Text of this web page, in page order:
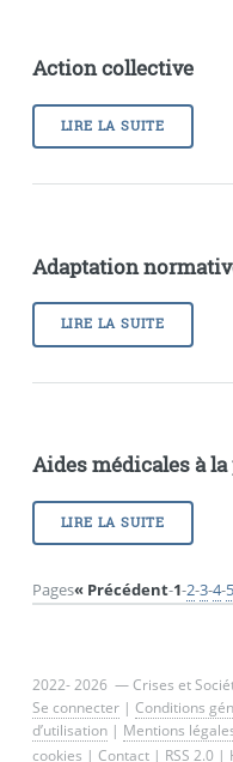
Action collective
LIRE LA SUITE
Adaptation
LIRE LA SUITE
Aides médicales à
LIRE LA SUITE
Pages« Précédent-1-2-3-4-5
2022- 2026 — Crises et
Se connecter| Conditions
d’utilisation| Mentions
cookies | Contact| RSS 2.0|